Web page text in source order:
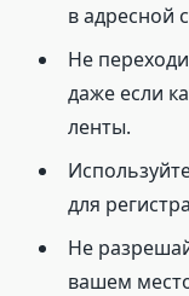
в адресной
Не
даже если
ленты.
для
Не
вашем